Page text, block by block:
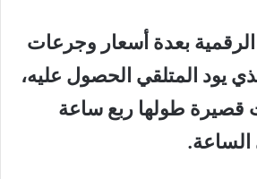
بعدة أسعار وجرعات
يود المتلقي الحصول عليه،
قصيرة طولها ربع ساعة